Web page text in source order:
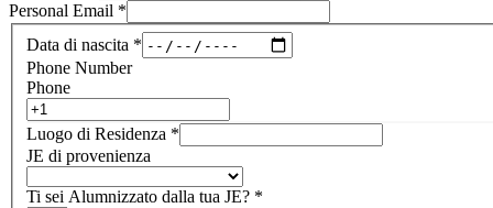
Personal Email *
Data di nascita *
Phone Number
Phone
Luogo di Residenza *
JE di provenienza
Ti sei Alumnizzato dalla tua JE? *